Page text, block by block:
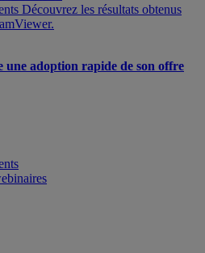
Découvrez les résultats obtenus
une adoption rapide de son offre